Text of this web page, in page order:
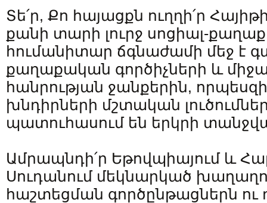
Տե՛ր, Քո հայացքն ուղղի՛ր
քանի տարի լուրջ սոցիալ-
հումանիտար ճգնաժամի մեջ է
քաղաքական գործիչների և
հանրության ջանքերին,
խնդիրների մշտական
պատուհասում են երկրի
Ամրապնդի՛ր Եթովպիայում և
Սուդանում մեկնարկած
հաշտեցման գործընթացներն ու